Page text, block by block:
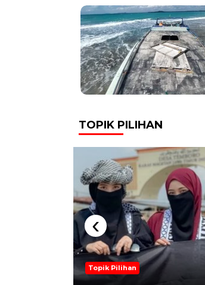
TOPIK PILIHAN
Topik Pilihan
‹